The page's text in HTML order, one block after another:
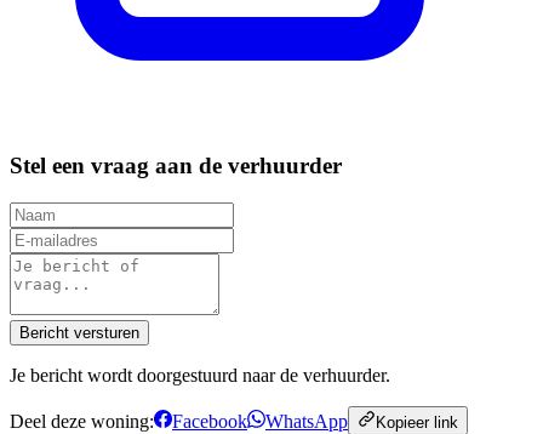
Stel een vraag aan de verhuurder
Bericht versturen
Je bericht wordt doorgestuurd naar de verhuurder.
Deel deze woning: Facebook WhatsApp Kopieer link